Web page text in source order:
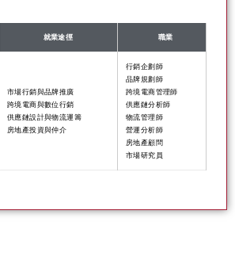
就業途徑 職業
市場行銷與品牌推廣
跨境電商與數位行銷
供應鏈設計與物流運籌
房地產投資與仲介
行銷企劃師
品牌規劃師
跨境電商管理師
供應鏈分析師
物流管理師
營運分析師
房地產顧問
市場研究員